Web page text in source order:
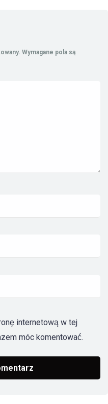
Wymagane pola są
internetową w tej
móc komentować.